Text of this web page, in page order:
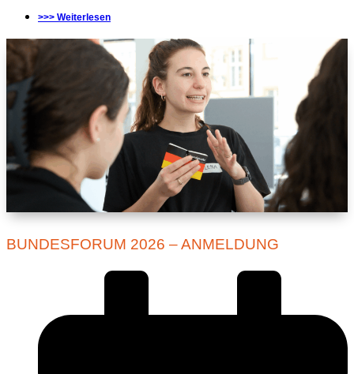
>>> Weiterlesen
BUNDESFORUM 2026 – ANMELDUNG